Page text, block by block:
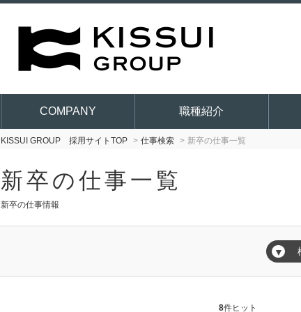
COMPANY 職種紹介
KISSUI GROUP 採用サイトTOP 仕事検索 新卒の仕事一覧
新卒の仕事一覧
新卒の仕事情報
▼
8件ヒット